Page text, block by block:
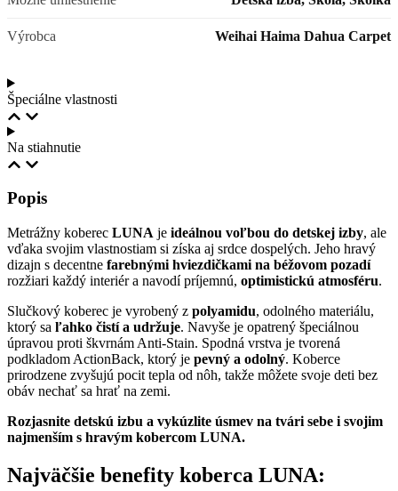
Výrobca Weihai Haima Dahua Carpet
Špeciálne vlastnosti
Na stiahnutie
Popis
Metrážny koberec LUNA je ideálnou voľbou do detskej izby, ale
vďaka svojim vlastnostiam si získa aj srdce dospelých. Jeho hravý
dizajn s decentne farebnými hviezdičkami na béžovom pozadí
rozžiari každý interiér a navodí príjemnú, optimistickú atmosféru.
Slučkový koberec je vyrobený z polyamidu, odolného materiálu,
ktorý sa ľahko čistí a udržuje. Navyše je opatrený špeciálnou
úpravou proti škvrnám Anti-Stain. Spodná vrstva je tvorená
podkladom ActionBack, ktorý je pevný a odolný. Koberce
prirodzene zvyšujú pocit tepla od nôh, takže môžete svoje deti bez
obáv nechať sa hrať na zemi.
Rozjasnite detskú izbu a vykúzlite úsmev na tvári sebe i svojim
najmenším s hravým kobercom LUNA.
Najväčšie benefity koberca LUNA: